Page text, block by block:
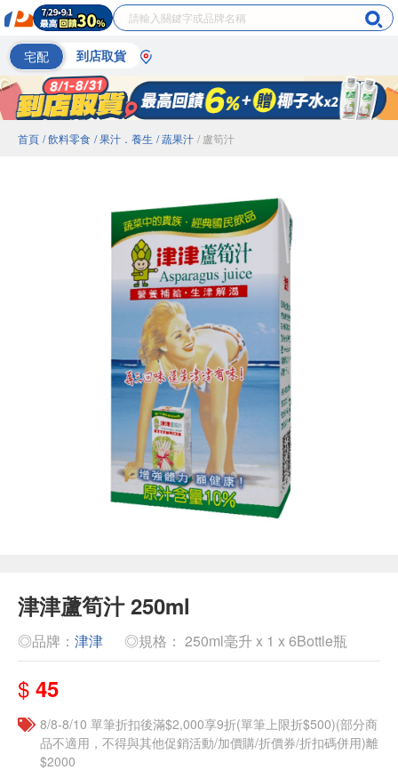
宅配 到店取貨
首頁 / 飲料零食 / 果汁．養生 / 蔬果汁 / 盧筍汁
津津蘆筍汁 250ml
◎品牌： 津津 ◎規格： 250ml毫升 x 1 x 6Bottle瓶
$ 45
8/8-8/10 單筆折扣後滿$2,000享9折(單筆上限折$500)(部分商
品不適用，不得與其他促銷活動/加價購/折價券/折扣碼併用)離
$2000